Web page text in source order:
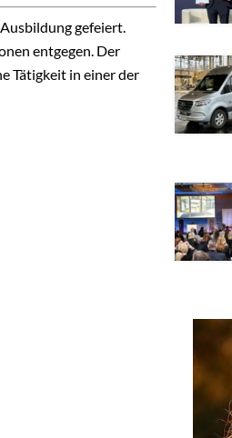
gefeiert.
entgegen. Der
Tätigkeit in einer der